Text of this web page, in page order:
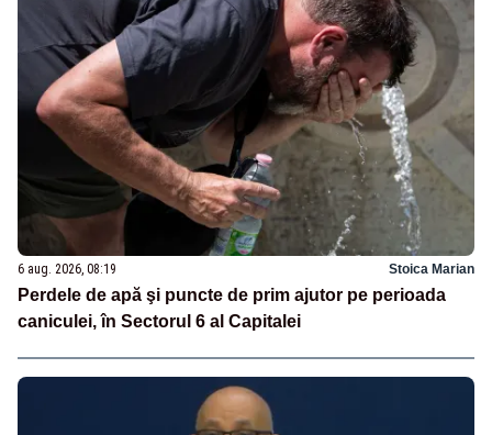
6 aug. 2026, 08:19 Stoica Marian
Perdele de apă şi puncte de prim ajutor pe perioada
caniculei, în Sectorul 6 al Capitalei